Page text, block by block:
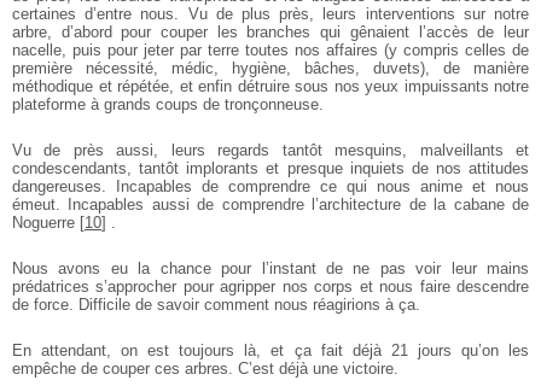
certaines d’entre nous. Vu de plus près, leurs interventions sur notre
arbre, d’abord pour couper les branches qui gênaient l’accès de leur
nacelle, puis pour jeter par terre toutes nos affaires (y compris celles de
première nécessité, médic, hygiène, bâches, duvets), de manière
méthodique et répétée, et enfin détruire sous nos yeux impuissants notre
plateforme à grands coups de tronçonneuse.
Vu de près aussi, leurs regards tantôt mesquins, malveillants et
condescendants, tantôt implorants et presque inquiets de nos attitudes
dangereuses. Incapables de comprendre ce qui nous anime et nous
émeut. Incapables aussi de comprendre l’architecture de la cabane de
Noguerre [10]
Nous avons eu la chance pour l’instant de ne pas voir leur mains
prédatrices s’approcher pour agripper nos corps et nous faire descendre
de force. Difficile de savoir comment nous réagirions à ça.
En attendant, on est toujours là, et ça fait déjà 21 jours qu’on les
empêche de couper ces arbres. C’est déjà une victoire.